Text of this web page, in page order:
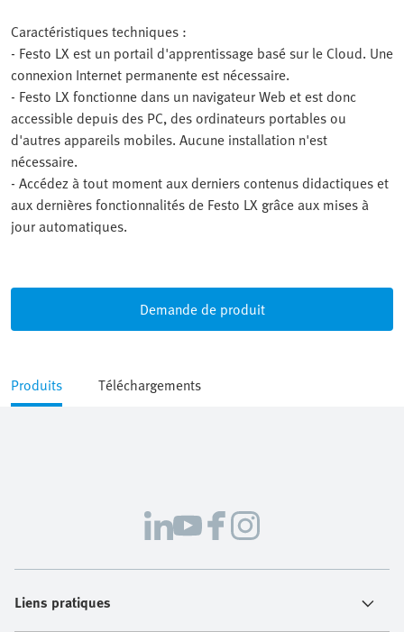
Caractéristiques techniques :
- Festo LX est un portail d'apprentissage basé sur le Cloud. Une
connexion Internet permanente est nécessaire.
- Festo LX fonctionne dans un navigateur Web et est donc
accessible depuis des PC, des ordinateurs portables ou
d'autres appareils mobiles. Aucune installation n'est
nécessaire.
- Accédez à tout moment aux derniers contenus didactiques et
aux dernières fonctionnalités de Festo LX grâce aux mises à
jour automatiques.
Demande de produit
Produits Téléchargements
Liens pratiques